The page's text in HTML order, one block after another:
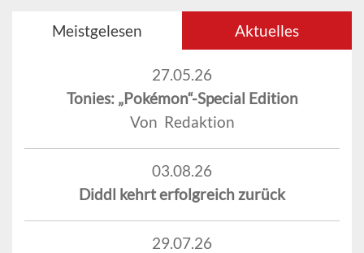
Meistgelesen Aktuelles
27.05.26
Tonies: „Pokémon“-Special Edition
Von Redaktion
03.08.26
Diddl kehrt erfolgreich zurück
29.07.26